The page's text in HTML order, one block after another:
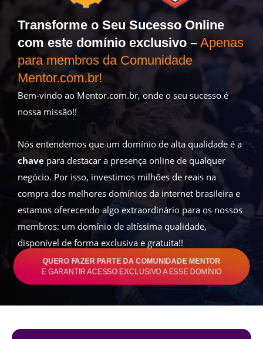
Transforme o Seu Sucesso Online
com este domínio exclusivo – Apenas
para membros da Comunidade
Mentor.com.br!
Bem-vindo ao Mentor.com.br, onde o seu sucesso é
nossa missão!!
Nós entendemos que um domínio de alta qualidade é a
chavepara destacar a presença online de qualquer
negócio. Por isso, investimos milhões de reais na
compra dos melhores domínios da internet brasileira e
estamos oferecendo algo extraordinário para os nossos
membros: um domínio de altíssima qualidade,
disponível de forma exclusiva e gratuita!!
QUERO FAZER PARTE DA COMUNIDADE MENTOR
E GARANTIR ACESSO EXCLUSIVO A ESSE DOMÍNIO